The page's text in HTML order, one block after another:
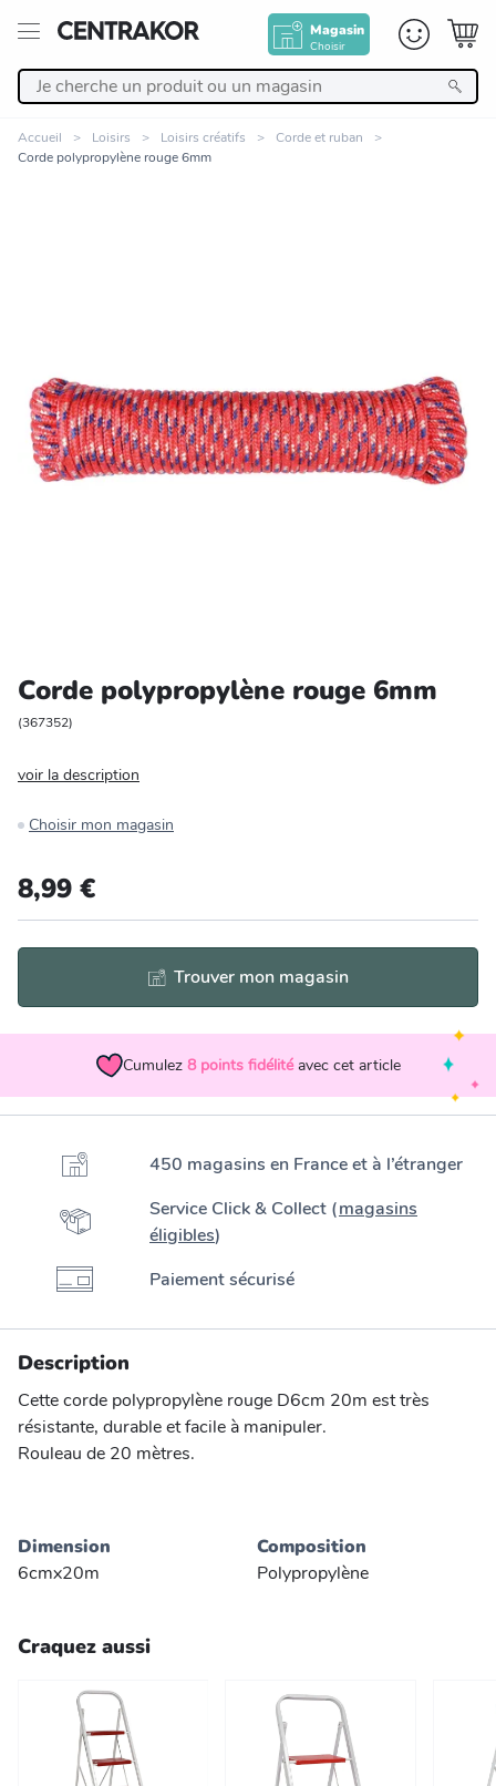
Magasin
Choisir
Cuisine et art de la table
Salle de bain et beauté
Bricolage et auto
Accueil Loisirs Loisirs créatifs
Corde et ruban
Corde polypropylène rouge 6mm
Zoomer sur l'image
Corde polypropylène rouge 6mm
(367352)
voir la description
Choisir mon magasin
8,99 €
Trouver mon magasin
Cumulez 8 points fidélité avec cet article
450 magasins en France et à l’étranger
Service Click & Collect (magasins
éligibles)
Paiement sécurisé
Description
Cette corde polypropylène rouge D6cm 20m est très
résistante, durable et facile à manipuler.
Rouleau de 20 mètres.
Dimension
6cmx20m
Composition
Polypropylène
Craquez aussi